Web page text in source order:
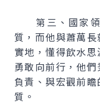
第三、國家領
質，而他與蕭萬
實地，懂得飲水
勇敢向前行，他
負責、與宏觀前
質。